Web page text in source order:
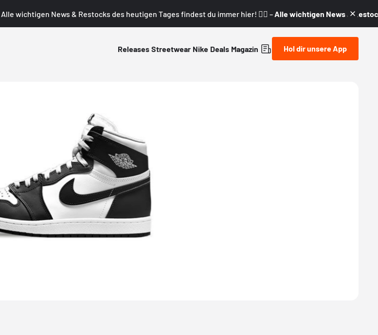
Alle wichtigen News & Restocks des heutigen Tages findest du immer hier! 👇🏼 – Alle wichtigen News &
Releases Streetwear Nike Deals Magazin Hol dir unsere App